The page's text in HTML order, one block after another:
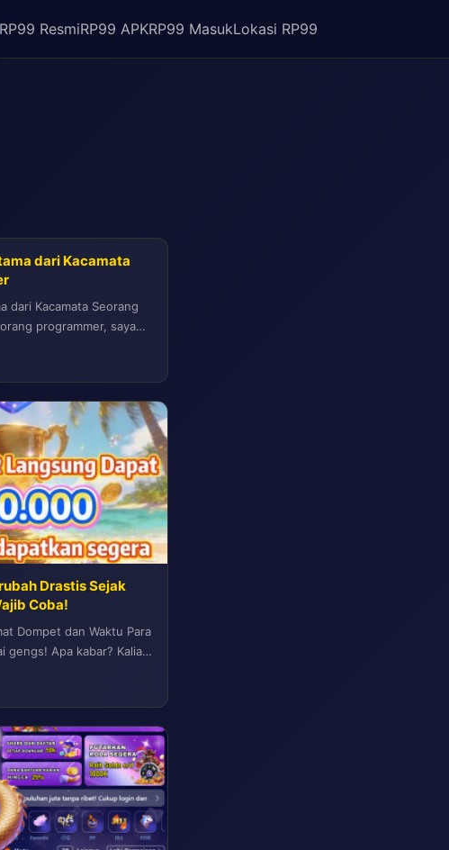
RP99 ResmiRP99 APKRP99 MasukLokasi RP99
dari Kacamata
dari Kacamata Seorang
programmer, saya
Drastis Sejak
Coba!
Dompet dan Waktu Para
gengs! Apa kabar? Kalian